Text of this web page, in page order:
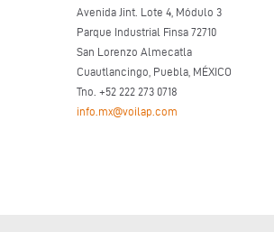
Avenida Jint. Lote 4, Módulo 3
Parque Industrial Finsa 72710
San Lorenzo Almecatla
Cuautlancingo, Puebla, MÉXICO
Tno. +52 222 273 0718
info.mx@voilap.com